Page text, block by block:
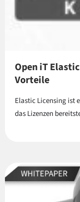
Open iT
Vorteile
Elastic Licensing ist
das Lizenzen